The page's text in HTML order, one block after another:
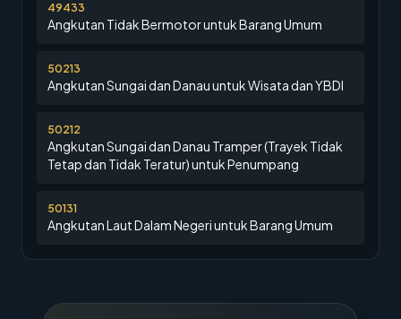
49433
Angkutan Tidak Bermotor untuk Barang Umum
50213
Angkutan Sungai dan Danau untuk Wisata dan YBDI
50212
Angkutan Sungai dan Danau Tramper (Trayek Tidak
Tetap dan Tidak Teratur) untuk Penumpang
50131
Angkutan Laut Dalam Negeri untuk Barang Umum